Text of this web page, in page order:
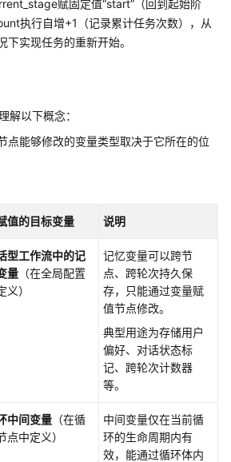
赋固定值“start”（回到起始阶
执行自增+1（记录累计任务次数），从
下实现任务的重新开始。
解以下概念：
点能够修改的变量类型取决于它所在的位
值的目标变量 说明
型工作流中的记
量 （在全局配置
义）
记忆变量可以跨节
点、跨轮次持久保
存，只能通过变量赋
值节点修改。
典型用途为存储用户
偏好、对话状态标
记、跨轮次计数器
等。
中间变量 （在循
点中定义）
中间变量仅在当前循
环的生命周期内有
效，能通过循环体内